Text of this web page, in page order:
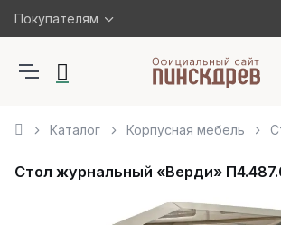
Покупателям
Каталог Корпусная мебель
Стол журнальный «Верди»